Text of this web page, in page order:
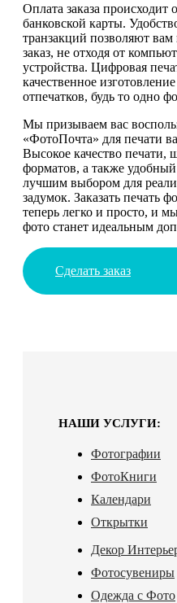
Оплата заказа происходит
банковской карты.
транзакций позволяют
заказ, не отходя от
устройства. Цифровая
качественное
отпечатков, будь то одно
Мы призываем вас
«ФотоПочта» для печати
Высокое качество
форматов, а также
лучшим выбором для
задумок. Заказать печать
теперь легко и просто, и
фото станет идеальным
Сделать заказ
НАШИ УСЛУГИ:
Фотографии
ФотоКниги
Календари
Открытки
Декор
Фотосувениры
Одежда с Фото